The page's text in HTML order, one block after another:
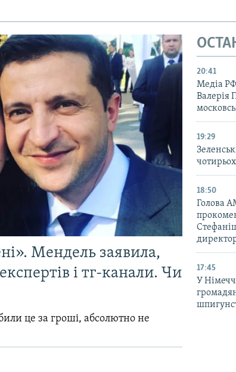
Мендель заявила,
і тг-канали. Чи
це за гроші, абсолютно не
20:41
Медіа
Валерія
19:29
18:50
Голова
17:45
У